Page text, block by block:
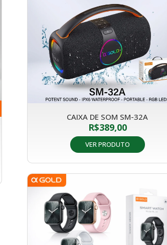
CAIXA DE SOM SM-32A
R$389,00
VER PRODUTO